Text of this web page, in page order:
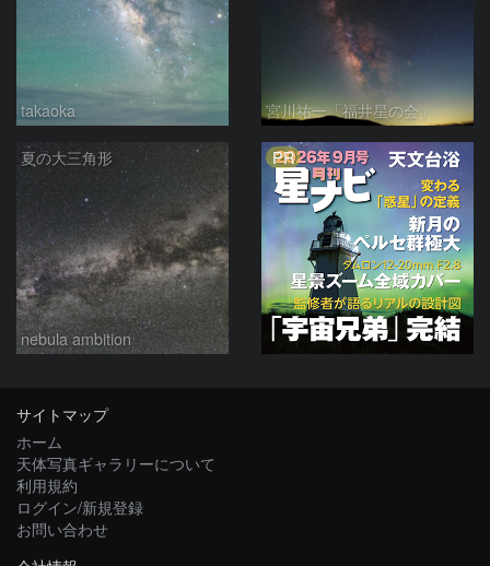
takaoka 宮川祐一「福井星の会」
夏の大三角形
nebula ambition
PR
サイトマップ
ホーム
天体写真ギャラリーについて
利用規約
ログイン/新規登録
お問い合わせ